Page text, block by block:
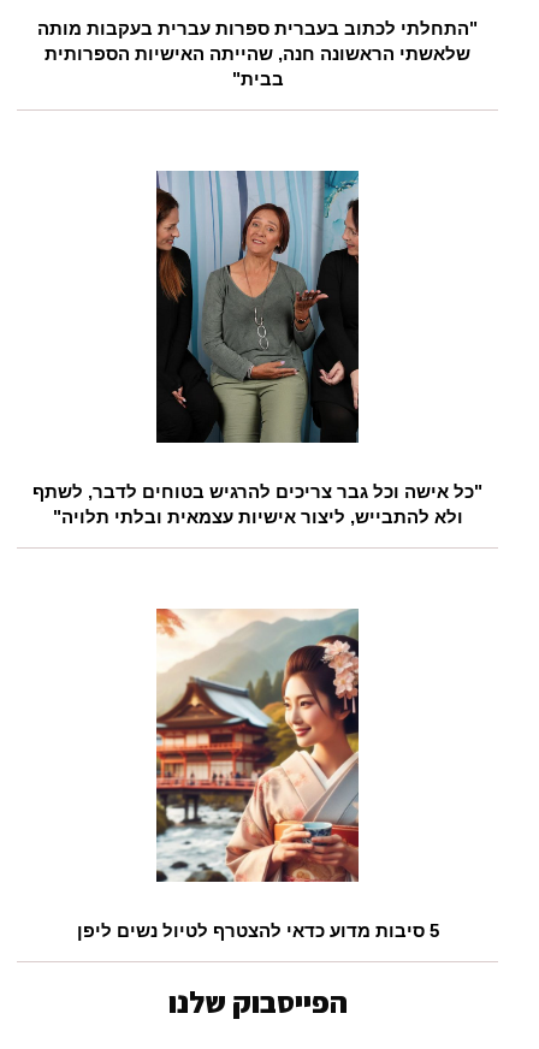
"התחלתי לכתוב בעברית ספרות עברית בעקבות מותה
שלאשתי הראשונה חנה, שהייתה האישיות הספרותית
בבית"
"כל אישה וכל גבר צריכים להרגיש בטוחים לדבר, לשתף
ולא להתבייש, ליצור אישיות עצמאית ובלתי תלויה"
5 סיבות מדוע כדאי להצטרף לטיול נשים ליפן
הפייסבוק שלנו